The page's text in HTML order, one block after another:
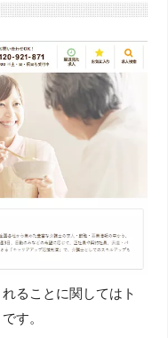
ることに関してはト
す。